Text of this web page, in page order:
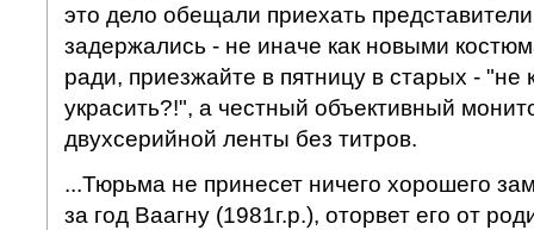
это дело обещали приехать
задержались - не иначе как новыми
ради, приезжайте в пятницу в старых -
украсить?!", а честный объективный
двухсерийной ленты без титров.
...Тюрьма не принесет ничего хорошего
за год Ваагну (1981г.р.), оторвет его от